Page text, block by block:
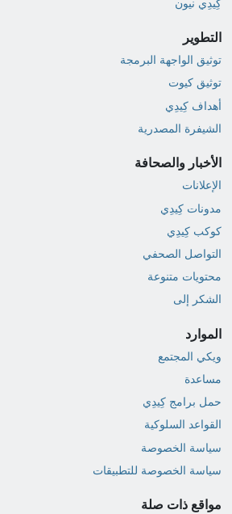
التطوير
توثيق الواجهة البرمجة
توثيق كيوت
أهداف كِيدِي
الشيفرة المصدرية
الأخبار والصحافة
الإعلانات
مدونات كِيدِي
كوكب كِيدِي
التواصل الصحفي
محتويات متنوعة
الشكر إلى
الموارد
ويكي المجتمع
مساعدة
حمل برامج كِيدِي
القواعد السلوكية
سياسة الخصوصة
سياسة الخصوصة للتطبيقات
مواقع ذات صلة